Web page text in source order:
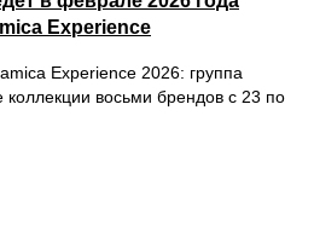
Experience
Experience 2026: группа
коллекции восьми брендов с 23 по